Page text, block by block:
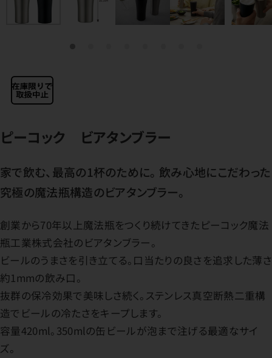
ピーコック ビアタンブラー
家で飲む、最高の1杯のために。 飲み心地にこだわった
究極の魔法瓶構造のビアタンブラー。
創業から70年以上魔法瓶をつくり続けてきたピーコック魔法
瓶工業株式会社のビアタンブラー。
ビールのうまさを引き立てる。口当たりの良さを追求した薄さ
約1mmの飲み口。
抜群の保冷効果で美味しさ続く。ステンレス真空断熱二重構
造でビールの冷たさをキープします。
容量420ml。350mlの缶ビールが泡まで注げる最適なサイ
ズ。